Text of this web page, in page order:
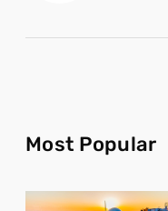
Most Popular